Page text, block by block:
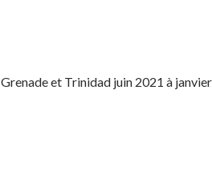
Grenade et Trinidad juin 2021 à